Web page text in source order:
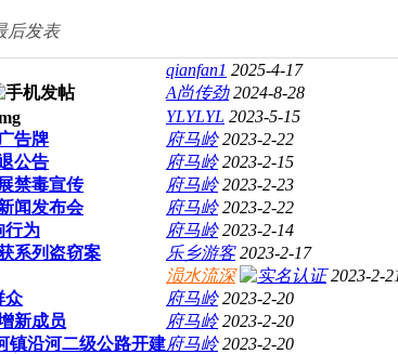
后发表
qianfan1 2025-4-17
A尚传劲 2024-8-28
YLYLYL 2023-5-15
告牌 府马岭 2023-2-22
公告 府马岭 2023-2-15
禁毒宣传 府马岭 2023-2-23
闻发布会 府马岭 2023-2-22
行为 府马岭 2023-2-14
系列盗窃案 乐乡游客 2023-2-17
涢水流深
2023-2-
众 府马岭 2023-2-20
新成员 府马岭 2023-2-20
镇沿河二级公路开建府马岭 2023-2-20